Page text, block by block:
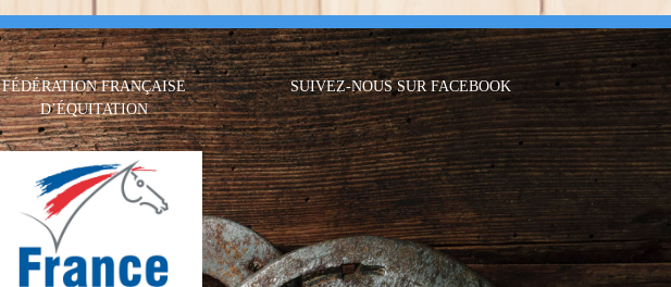
FÉDÉRATION FRANÇAISE
D’ÉQUITATION
SUIVEZ-NOUS SUR FACEBOOK